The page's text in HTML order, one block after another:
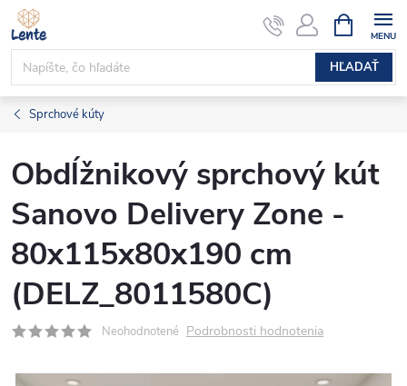
Prejsť
na
obsah
HĽADAŤ
KOŠÍK
Sprchové kúty
Obdĺžnikový sprchový kút
Sanovo Delivery Zone -
80x115x80x190 cm
(DELZ_8011580C)
Neohodnotené Podrobnosti hodnotenia